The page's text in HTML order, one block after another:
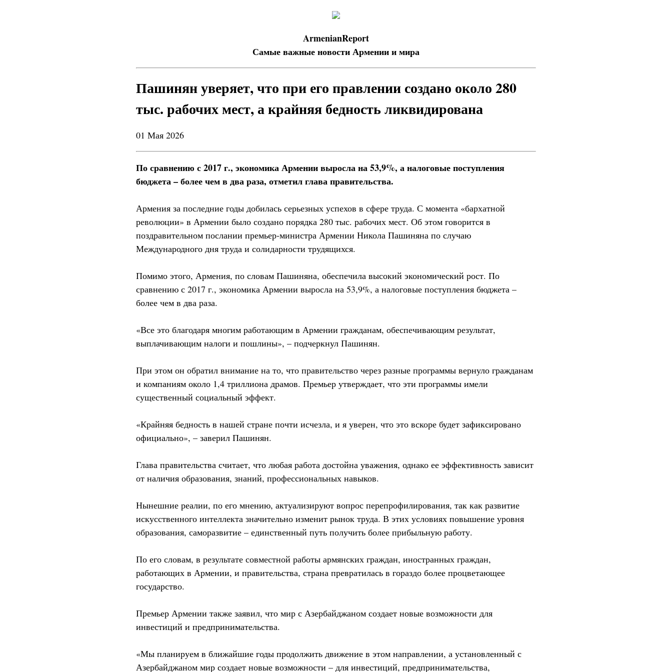
ArmenianReport
Самые важные новости Армении и мира
Пашинян уверяет, что при его правлении создано около 280
тыс. рабочих мест, а крайняя бедность ликвидирована
01 Мая 2026
По сравнению с 2017 г., экономика Армении выросла на 53,9%, а налоговые поступления
бюджета – более чем в два раза, отметил глава правительства.
Армения за последние годы добилась серьезных успехов в сфере труда. С момента «бархатной
революции» в Армении было создано порядка 280 тыс. рабочих мест. Об этом говорится в
поздравительном послании премьер-министра Армении Никола Пашиняна по случаю
Международного дня труда и солидарности трудящихся.
Помимо этого, Армения, по словам Пашиняна, обеспечила высокий экономический рост. По
сравнению с 2017 г., экономика Армении выросла на 53,9%, а налоговые поступления бюджета –
более чем в два раза.
«Все это благодаря многим работающим в Армении гражданам, обеспечивающим результат,
выплачивающим налоги и пошлины», – подчеркнул Пашинян.
При этом он обратил внимание на то, что правительство через разные программы вернуло гражданам
и компаниям около 1,4 триллиона драмов. Премьер утверждает, что эти программы имели
существенный социальный эффект.
«Крайняя бедность в нашей стране почти исчезла, и я уверен, что это вскоре будет зафиксировано
официально», – заверил Пашинян.
Глава правительства считает, что любая работа достойна уважения, однако ее эффективность зависит
от наличия образования, знаний, профессиональных навыков.
Нынешние реалии, по его мнению, актуализируют вопрос перепрофилирования, так как развитие
искусственного интеллекта значительно изменит рынок труда. В этих условиях повышение уровня
образования, саморазвитие – единственный путь получить более прибыльную работу.
По его словам, в результате совместной работы армянских граждан, иностранных граждан,
работающих в Армении, и правительства, страна превратилась в гораздо более процветающее
государство.
Премьер Армении также заявил, что мир с Азербайджаном создает новые возможности для
инвестиций и предпринимательства.
«Мы планируем в ближайшие годы продолжить движение в этом направлении, а установленный с
Азербайджаном мир создает новые возможности – для инвестиций, предпринимательства,